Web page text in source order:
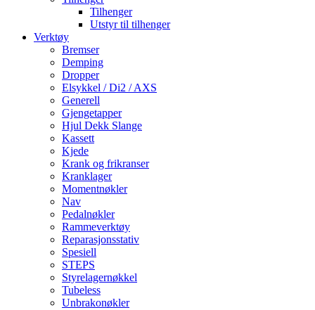
Tilhenger
Utstyr til tilhenger
Verktøy
Bremser
Demping
Dropper
Elsykkel / Di2 / AXS
Generell
Gjengetapper
Hjul Dekk Slange
Kassett
Kjede
Krank og frikranser
Kranklager
Momentnøkler
Nav
Pedalnøkler
Rammeverktøy
Reparasjonsstativ
Spesiell
STEPS
Styrelagernøkkel
Tubeless
Unbrakonøkler